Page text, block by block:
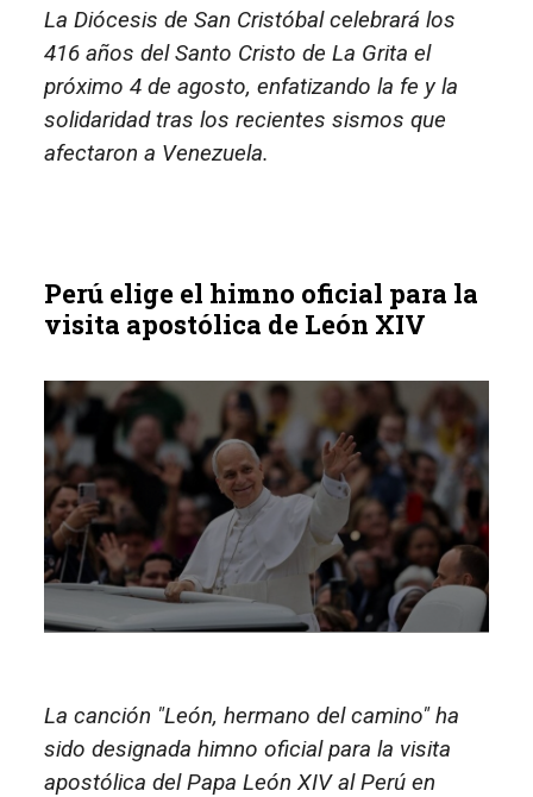
La Diócesis de San Cristóbal celebrará los
416 años del Santo Cristo de La Grita el
próximo 4 de agosto, enfatizando la fe y la
solidaridad tras los recientes sismos que
afectaron a Venezuela.
Perú elige el himno oficial para la
visita apostólica de León XIV
La canción "León, hermano del camino" ha
sido designada himno oficial para la visita
apostólica del Papa León XIV al Perú en